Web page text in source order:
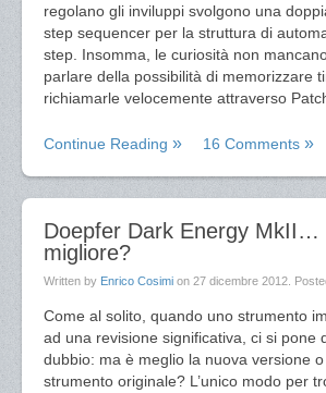
regolano gli inviluppi svolgono una
step sequencer per la struttura di
step. Insomma, le curiosità non
parlare della possibilità di memorizzare
richiamarle velocemente attraverso
Continue Reading 16 Comments
Doepfer Dark Energy MkII…
migliore?
Written by Enrico Cosimi on 27 dicembre 2012 .
Come al solito, quando uno strumento
ad una revisione significativa, ci si pone
dubbio: ma è meglio la nuova versione
strumento originale? L’unico modo per